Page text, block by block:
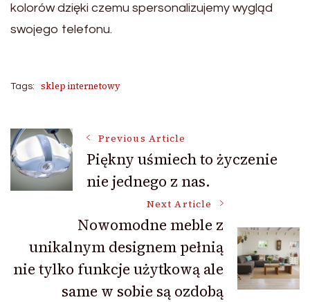
kolorów dzięki czemu spersonalizujemy wygląd
swojego telefonu.
Tags: sklep internetowy
Post
Navigation
Previous Article
Piękny uśmiech to życzenie
nie jednego z nas.
Next Article
Nowomodne meble z
unikalnym designem pełnią
nie tylko funkcje użytkową ale
same w sobie są ozdobą